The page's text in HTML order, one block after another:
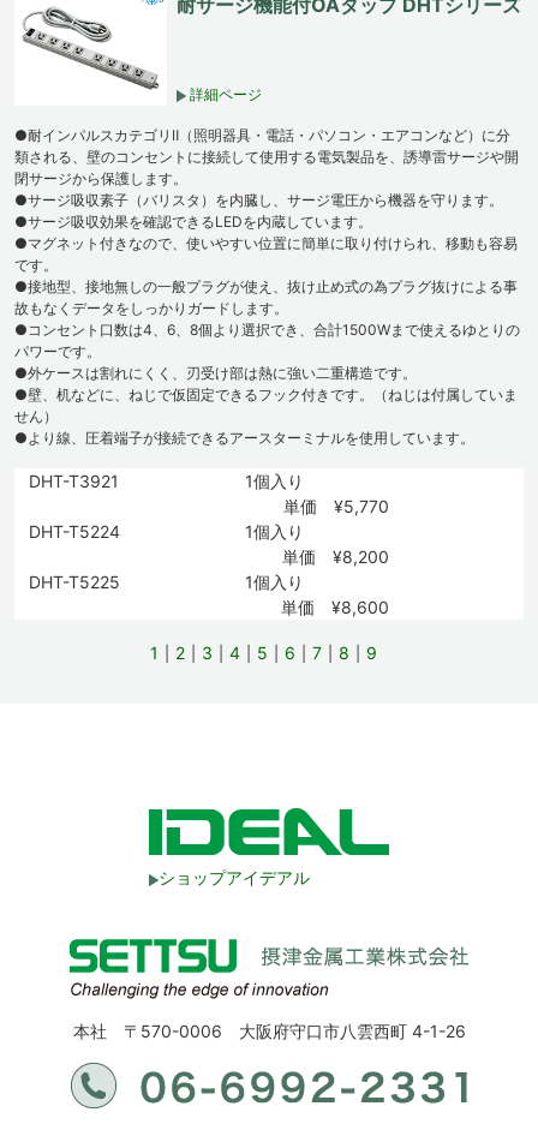
詳細ページ
●耐インパルスカテゴリⅡ（照明器具・電話・パソコン・エアコンなど）に分
類される、壁のコンセントに接続して使用する電気製品を、誘導雷サージや開
閉サージから保護します。
●サージ吸収素子（バリスタ）を内臓し、サージ電圧から機器を守ります。
●サージ吸収効果を確認できるLEDを内蔵しています。
●マグネット付きなので、使いやすい位置に簡単に取り付けられ、移動も容易
です。
●接地型、接地無しの一般プラグが使え、抜け止め式の為プラグ抜けによる事
故もなくデータをしっかりガードします。
●コンセント口数は4、6、8個より選択でき、合計1500Wまで使えるゆとりの
パワーです。
●外ケースは割れにくく、刃受け部は熱に強い二重構造です。
●壁、机などに、ねじで仮固定できるフック付きです。（ねじは付属していま
せん）
●より線、圧着端子が接続できるアースターミナルを使用しています。
DHT-T3921
1個入り
単価 ¥5,770
DHT-T5224
1個入り
単価 ¥8,200
DHT-T5225
1個入り
単価 ¥8,600
1 2 3 4 5 6 7 8 9
ショップアイデアル
本社 〒570-0006 大阪府守口市八雲西町 4-1-26